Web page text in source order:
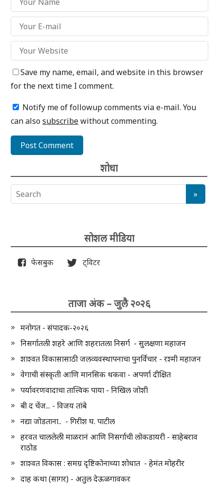
Save my name, email, and website in this browser
for the next time I comment.
Notify me of followup comments via e-mail. You
can alsosubscribewithout commenting.
शोधा
सोशल मीडिया
फेसबुक ट्विटर
ताजा अंक – जुलै २०२६
मनोगत - संपादक-२०२६
निसर्गातली शहरे आणि शहरातला निसर्ग - सुलक्षणा महाजन
शाश्वत विकासासाठी जलव्यवस्थापनाचा पुनर्विचार - रश्मी महाजन
वेगाची संस्कृती आणि मानसिक थकवा - अपर्णा दीक्षित
पर्यावरणवादाचा तात्त्विक पाया - निखिल जोशी
बी द चेंज... - विजय तांबे
नद्या जोडताना.. - गिरीश घ. पाटील
हरवत चाललेली माळरानं आणि निसर्गाची लोकडायरी - साहेबराव
राठोड
शाश्वत विकास : समग्र दृष्टिकोनाच्या शोधात - हेमंत मोहरीर
दाह कथा (सागर) - अतुल देऊळगावकर